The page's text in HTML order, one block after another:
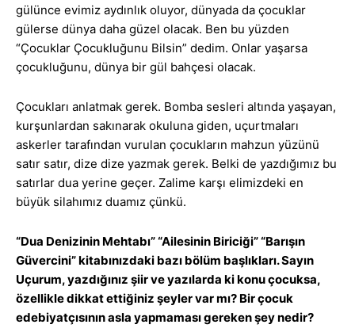
gülünce evimiz aydınlık oluyor, dünyada da çocuklar
gülerse dünya daha güzel olacak. Ben bu yüzden
“Çocuklar Çocukluğunu Bilsin” dedim. Onlar yaşarsa
çocukluğunu, dünya bir gül bahçesi olacak.
Çocukları anlatmak gerek. Bomba sesleri altında yaşayan,
kurşunlardan sakınarak okuluna giden, uçurtmaları
askerler tarafından vurulan çocukların mahzun yüzünü
satır satır, dize dize yazmak gerek. Belki de yazdığımız bu
satırlar dua yerine geçer. Zalime karşı elimizdeki en
büyük silahımız duamız çünkü.
“Dua Denizinin Mehtabı” “Ailesinin Biriciği” “Barışın
Güvercini” kitabınızdaki bazı bölüm başlıkları. Sayın
Uçurum, yazdığınız şiir ve yazılarda ki konu çocuksa,
özellikle dikkat ettiğiniz şeyler var mı? Bir çocuk
edebiyatçısının asla yapmaması gereken şey nedir?